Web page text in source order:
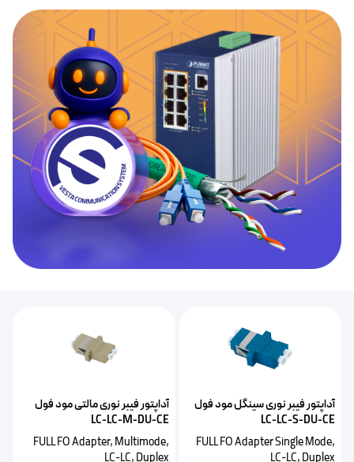
آداپتور فیبر نوری سینگل مود فول
LC-LC-S-DU-CE
FULL FO Adapter Single Mode,
LC-LC, Duplex
آداپتور فیبر نوری مالتی مود فول
LC-LC-M-DU-CE
FULL FO Adapter, Multimode,
LC-LC, Duplex